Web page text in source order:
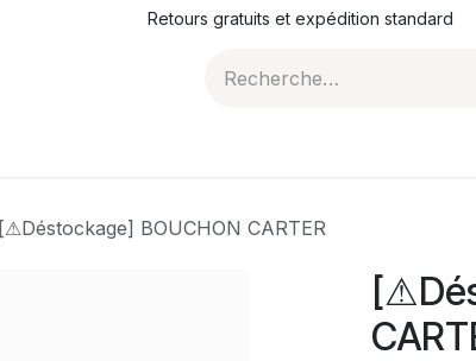
Retours gratuits et expédition standard
[⚠Déstockage] BOUCHON CARTER